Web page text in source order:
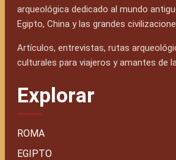
arqueológica dedicado al mundo
Egipto, China y las grandes
Artículos, entrevistas, rutas
culturales para viajeros y amantes de
Explorar
ROMA
EGIPTO